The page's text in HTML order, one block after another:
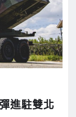
進駐雙北